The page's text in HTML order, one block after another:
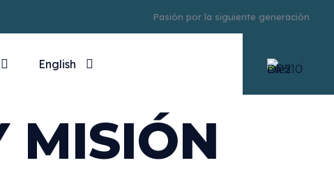
Pasión por la siguiente generación
English
MISIÓN